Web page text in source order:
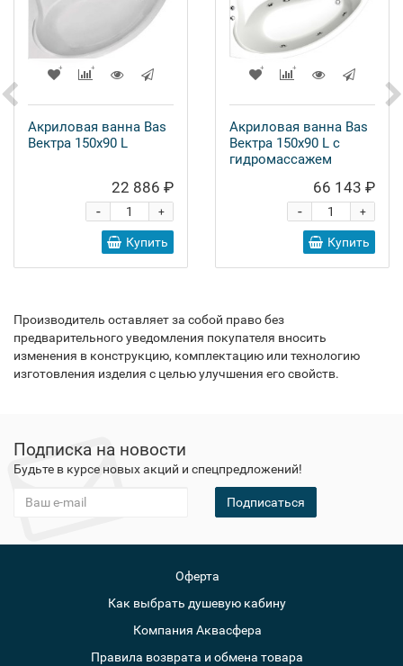
Акриловая ванна Bas
Вектра 150x90 L
22 886 ₽
+
-
Купить
Акриловая ванна Bas
Вектра 150x90 L с
гидромассажем
66 143 ₽
+
-
Купить
Производитель оставляет за собой право без
предварительного уведомления покупателя вносить
изменения в конструкцию, комплектацию или технологию
изготовления изделия с целью улучшения его свойств.
Подписка на новости
Будьте в курсе новых акций и спецпредложений!
Подписаться
Оферта
Как выбрать душевую кабину
Компания Аквасфера
Правила возврата и обмена товара